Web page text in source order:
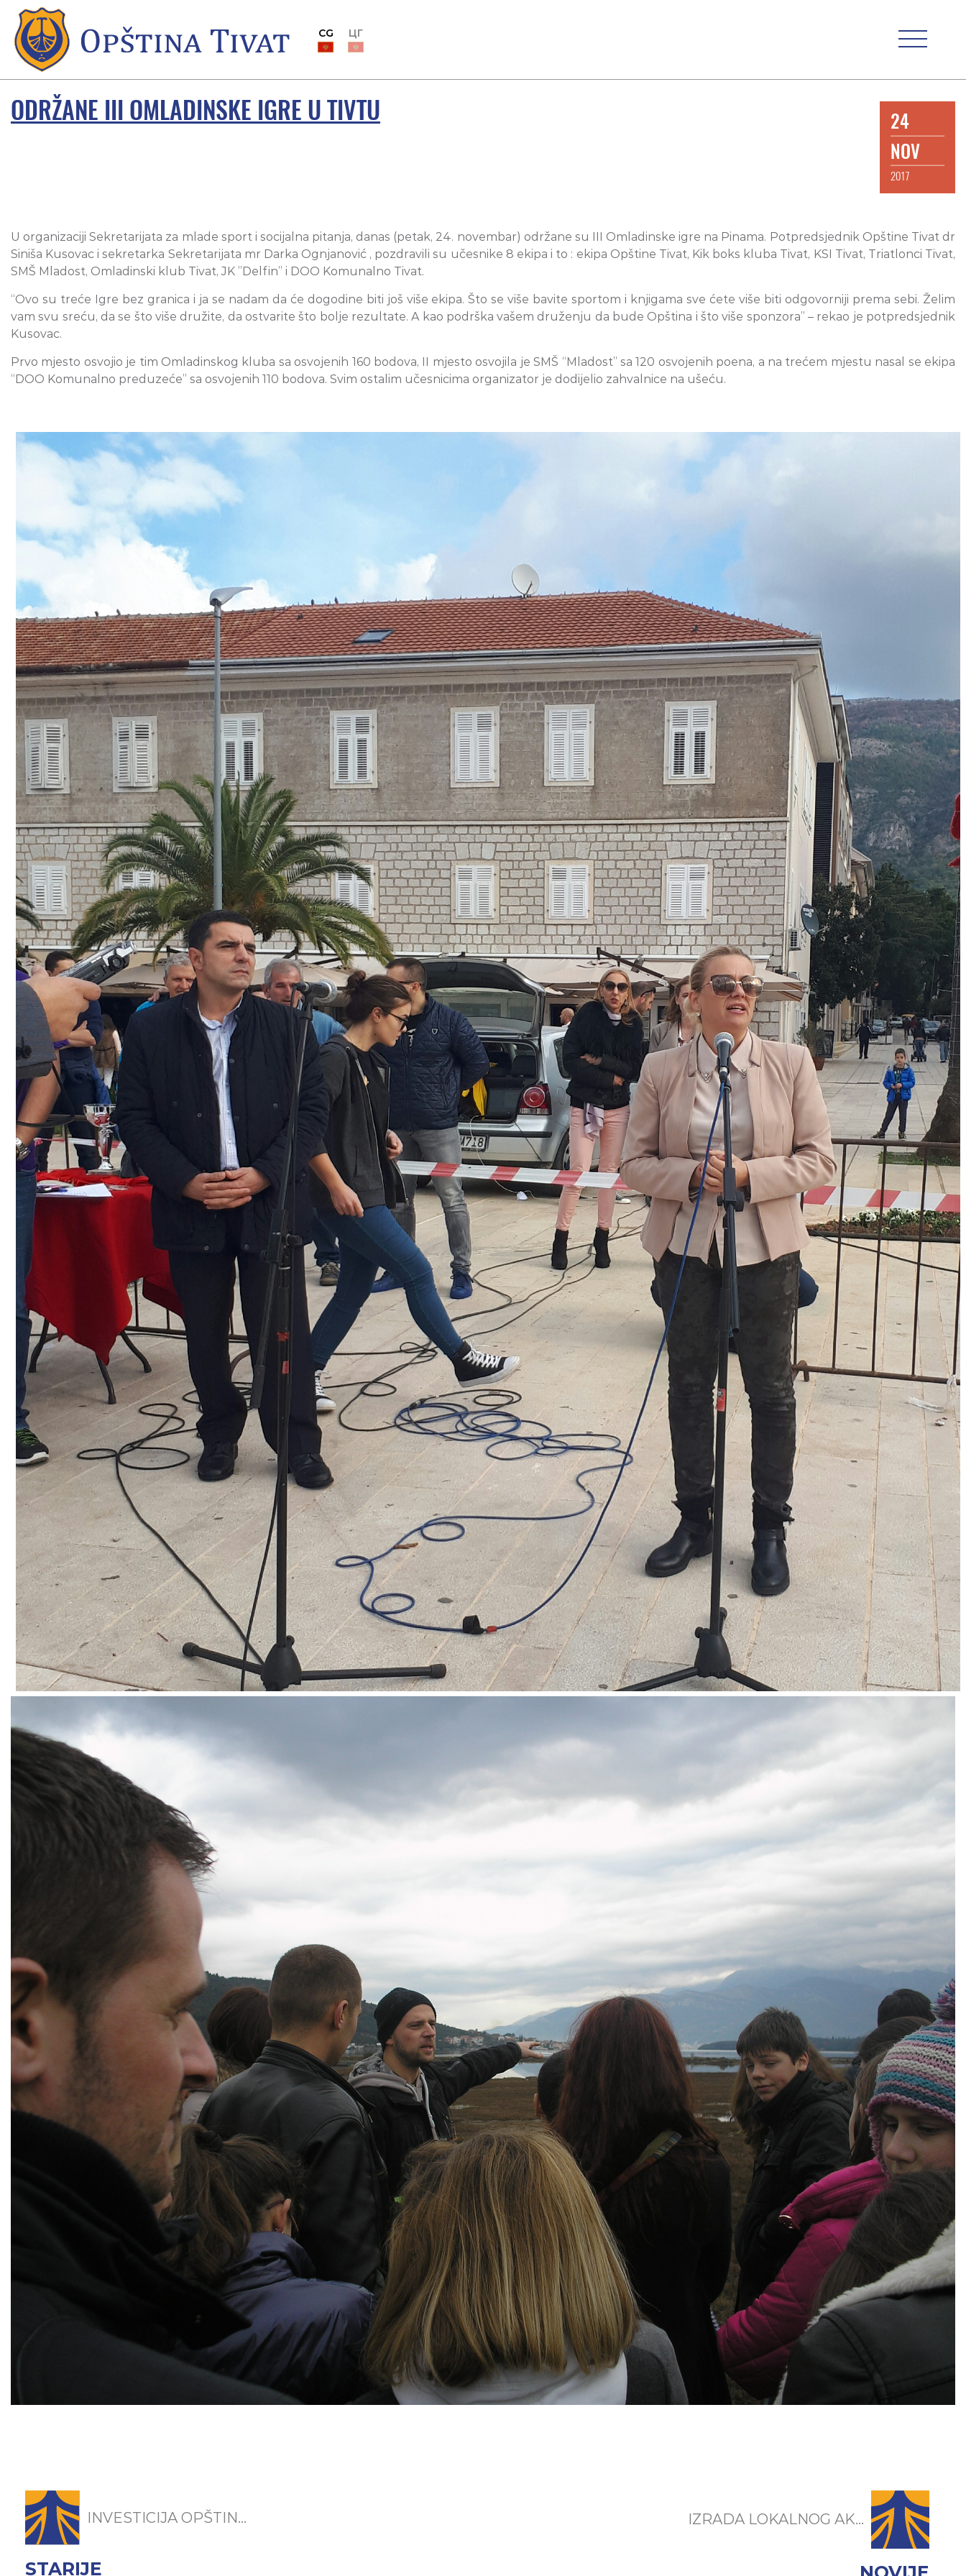
CG ЦГ
ODRŽANE III OMLADINSKE IGRE U TIVTU
24
NOV
2017
U organizaciji Sekretarijata za mlade sport i socijalna pitanja, danas (petak, 24. novembar) održane su III Omladinske igre na Pinama. Potpredsjednik Opštine Tivat dr
Siniša Kusovac i sekretarka Sekretarijata mr Darka Ognjanović , pozdravili su učesnike 8 ekipa i to : ekipa Opštine Tivat, Kik boks kluba Tivat, KSI Tivat, Triatlonci Tivat,
SMŠ Mladost, Omladinski klub Tivat, JK ”Delfin” i DOO Komunalno Tivat.
“Ovo su treće Igre bez granica i ja se nadam da će dogodine biti još više ekipa. Što se više bavite sportom i knjigama sve ćete više biti odgovorniji prema sebi. Želim
vam svu sreću, da se što više družite, da ostvarite što bolje rezultate. A kao podrška vašem druženju da bude Opština i što više sponzora” – rekao je potpredsjednik
Kusovac.
Prvo mjesto osvojio je tim Omladinskog kluba sa osvojenih 160 bodova, II mjesto osvojila je SMŠ “Mladost” sa 120 osvojenih poena, a na trećem mjestu nasal se ekipa
“DOO Komunalno preduzeće” sa osvojenih 110 bodova. Svim ostalim učesnicima organizator je dodijelio zahvalnice na ušeću.
INVESTICIJA OPŠTIN...
STARIJE
IZRADA LOKALNOG AK...